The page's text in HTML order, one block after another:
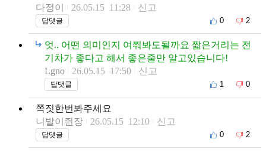
다정이
26.05.15 11:28 신고
답댓글 0 2
엇.. 어떤 의미인지 여쭤봐도될까요 짧은거리는 전
기차가 좋다고 해서 좋은줄만 알고있습니다!
Lgno
26.05.15 17:50 신고
답댓글 1 0
쪽짓한번봐주세요
니발이쥔장
26.05.15 12:10 신고
답댓글 0 2